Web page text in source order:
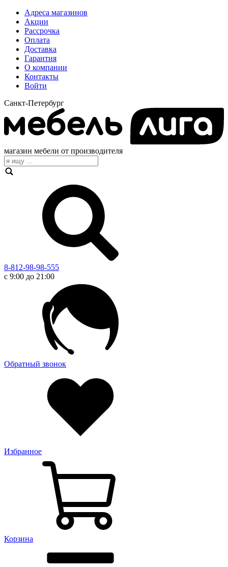
Адреса магазинов
Акции
Рассрочка
Оплата
Доставка
Гарантия
О компании
Контакты
Войти
Санкт-Петербург
магазин мебели от производителя
8-812-98-98-555
с 9:00 до 21:00
Обратный звонок
Избранное
Корзина